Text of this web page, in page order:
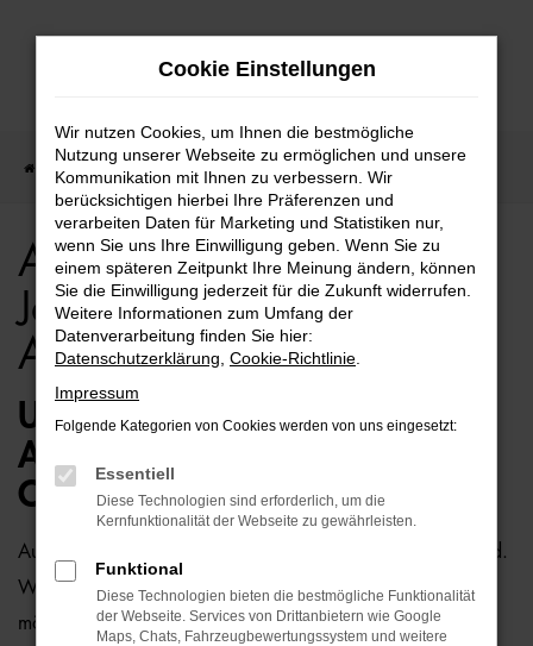
Zum
Startseite Rostock Audi Audi für Rostock Jahreswagen Top Angebote
Audi für Rostock
Jahreswagen Top
Angebote
UNSERE IDEE FÜR ROSTOCK –
AUDI JAHRESWAGEN VON
OSTERMAIER
Audi Jahreswagen liegen im Trend und das hat einen Grund.
Wer in Rostock erstklassig und zuverlässig unterwegs sein
möchte, spart mit dieser Form des Autokaufs eine Menge
Cookie Einstellungen
Wir nutzen Cookies, um Ihnen die bestmögliche
Nutzung unserer Webseite zu ermöglichen und unsere
Kommunikation mit Ihnen zu verbessern. Wir
berücksichtigen hierbei Ihre Präferenzen und
verarbeiten Daten für Marketing und Statistiken nur,
wenn Sie uns Ihre Einwilligung geben. Wenn Sie zu
einem späteren Zeitpunkt Ihre Meinung ändern, können
Sie die Einwilligung jederzeit für die Zukunft widerrufen.
Weitere Informationen zum Umfang der
Datenverarbeitung finden Sie hier:
Datenschutzerklärung Cookie-Richtlinie
Impressum
Folgende Kategorien von Cookies werden von uns eingesetzt:
Essentiell
Diese Technologien sind erforderlich, um die
Kernfunktionalität der Webseite zu gewährleisten.
Funktional
Diese Technologien bieten die bestmögliche Funktionalität
der Webseite. Services von Drittanbietern wie Google
Maps, Chats, Fahrzeugbewertungssystem und weitere